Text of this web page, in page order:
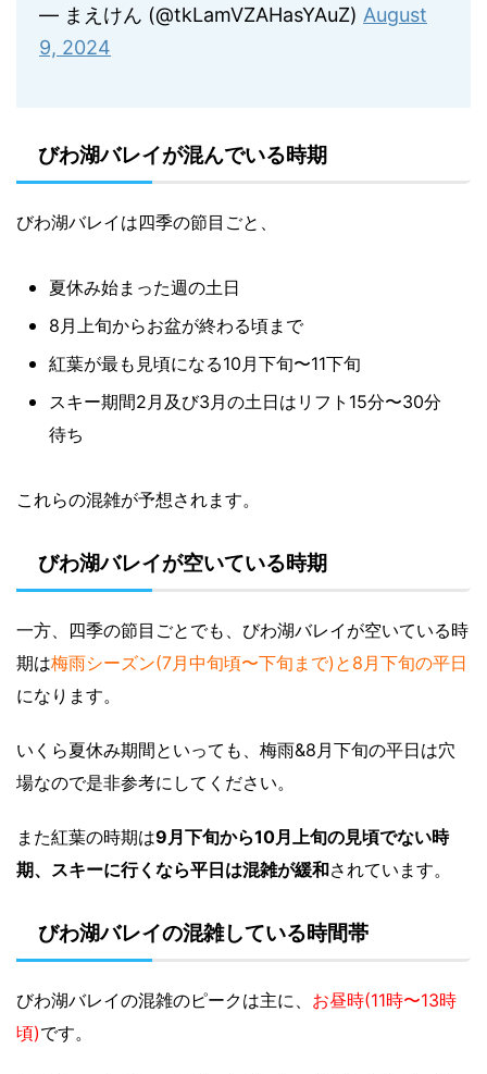
— まえけん (@tkLamVZAHasYAuZ) August
9, 2024
びわ湖バレイが混んでいる時期
びわ湖バレイは四季の節目ごと、
夏休み始まった週の土日
8月上旬からお盆が終わる頃まで
紅葉が最も見頃になる10月下旬〜11下旬
スキー期間2月及び3月の土日はリフト15分〜30分
待ち
これらの混雑が予想されます。
びわ湖バレイが空いている時期
一方、四季の節目ごとでも、びわ湖バレイが空いている時
期は梅雨シーズン(7月中旬頃〜下旬まで)と8月下旬の平日
になります。
いくら夏休み期間といっても、梅雨&8月下旬の平日は穴
場なので是非参考にしてください。
また紅葉の時期は9月下旬から10月上旬の見頃でない時
期、スキーに行くなら平日は混雑が緩和されています。
びわ湖バレイの混雑している時間帯
びわ湖バレイの混雑のピークは主に、 お昼時(11時〜13時
頃)です。